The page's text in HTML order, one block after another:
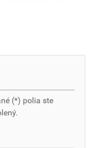
(*) polia ste